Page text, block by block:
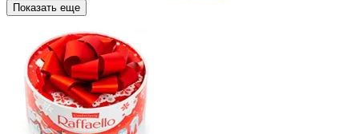
Показать еще